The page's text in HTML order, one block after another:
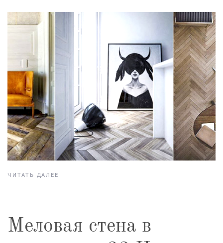
ЧИТАТЬ ДАЛЕЕ
Меловая стена в